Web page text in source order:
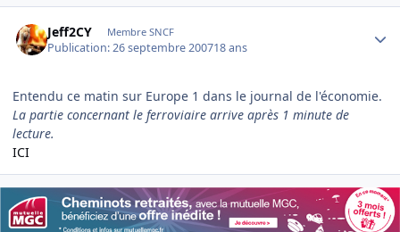
Jeff2CY Membre SNCF
Publication:26 septembre 200718 ans
Entendu ce matin sur Europe 1 dans le journal de l'économie.
La partie concernant le ferroviaire arrive après 1 minute de
lecture.
ICI